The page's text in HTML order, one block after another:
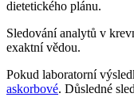
dietetického plánu.
Sledování analytů v
exaktní vědou.
Pokud laboratorní
askorbové. Důsledné